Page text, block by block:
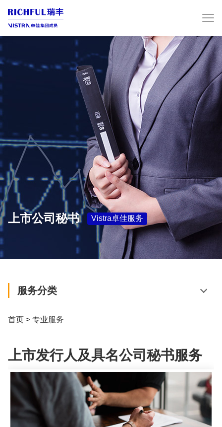
上市公司秘书 Vistra卓佳服务
服务分类
首页 > 专业服务
上市发行人及具名公司秘书服务